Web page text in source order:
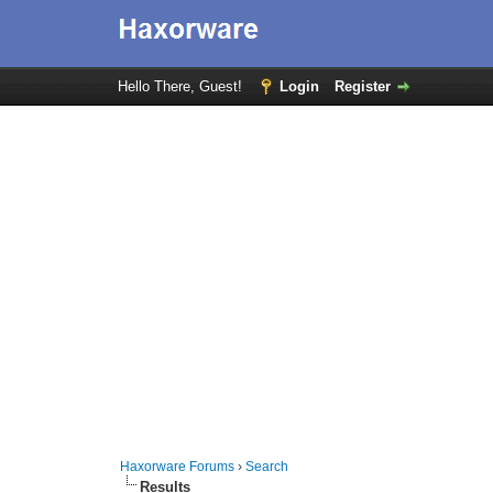
Hello There, Guest! Login Register
Haxorware Forums ›Search
Results